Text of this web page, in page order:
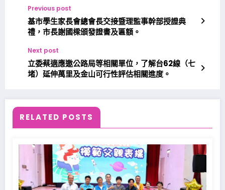
Previous post
基市學生家長會總會長交接暨理監事幹部授證典
禮，市長謝國樑頒發證書及匾額。
Next post
立委蔡適應邀公路局等相關單位，了解台62線（七
堵）延伸萬里及金山可行性評估相關進度。
RELATED POSTS